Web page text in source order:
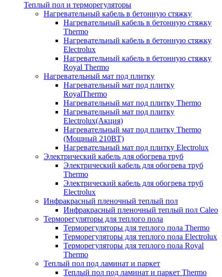
Теплый пол и терморегуляторы
Нагревательный кабель в бетонную стяжку
Нагревательный кабель в бетонную стяжку
Thermo
Нагревательный кабель в бетонную стяжку
Electrolux
Нагревательный кабель в бетонную стяжку
Royal Thermo
Нагревательный мат под плитку
Нагревательный мат под плитку
RoyalThermo
Нагревательный мат под плитку Thermo
Нагревательный мат под плитку
Electrolux(Акция)
Нагревательный мат под плитку Thermo
(Мощный 210ВТ)
Нагревательный мат под плитку Electrolux
Электрический кабель для обогрева труб
Электрический кабель для обогрева труб
Thermo
Электрический кабель для обогрева труб
Electrolux
Инфракрасный пленочный теплый пол
Инфракрасный пленочный теплый пол Caleo
Терморегуляторы для теплого пола
Терморегуляторы для теплого пола Thermo
Терморегуляторы для теплого пола Electrolux
Терморегуляторы для теплого пола Royal
Thermo
Теплый пол под ламинат и паркет
Теплый пол под ламинат и паркет Thermo